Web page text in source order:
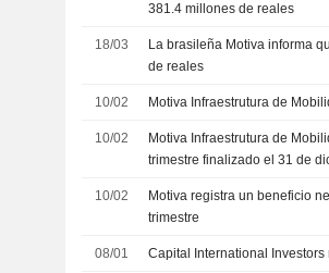
381.4 millones de reales
18/03
La brasileña Motiva informa
de reales
10/02 Motiva Infraestrutura de
10/02
Motiva Infraestrutura de
trimestre finalizado el 31 de
10/02
Motiva registra un beneficio
trimestre
08/01 Capital International